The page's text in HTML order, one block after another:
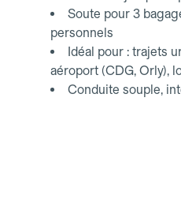
Soute pour 3
personnels
Idéal pour : trajets
aéroport (CDG, Orly),
Conduite souple,